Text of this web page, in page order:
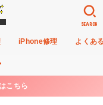
iPhone修理 よくあ
SEARCH
こちら